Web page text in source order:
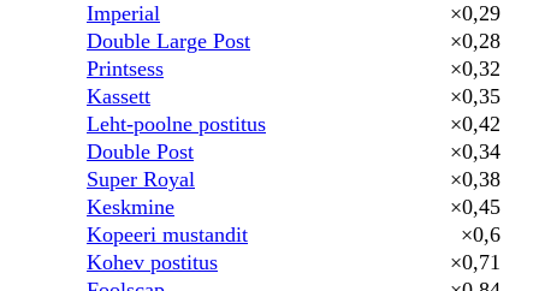
Imperial
×0,29
Double Large Post
×0,28
Printsess
×0,32
Kassett
×0,35
Leht-poolne postitus
×0,42
Double Post
×0,34
Super Royal
×0,38
Keskmine
×0,45
Kopeeri mustandit
×0,6
Kohev postitus
×0,71